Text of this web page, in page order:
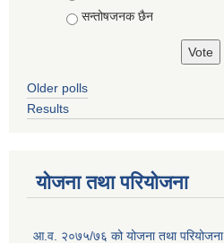
सन्तोषजनक छैन
Older polls
Results
योजना तथा परियोजना
आ.व. २०७५/७६ को योजना तथा परियोजना